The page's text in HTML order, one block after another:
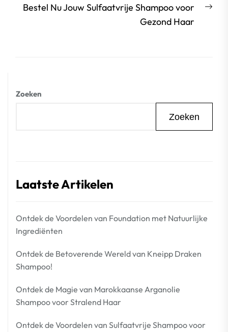
Bestel Nu Jouw Sulfaatvrije Shampoo voor
Gezond Haar
Zoeken
Zoeken
Laatste Artikelen
Ontdek de Voordelen van Foundation met Natuurlijke
Ingrediënten
Ontdek de Betoverende Wereld van Kneipp Draken
Shampoo!
Ontdek de Magie van Marokkaanse Arganolie
Shampoo voor Stralend Haar
Ontdek de Voordelen van Sulfaatvrije Shampoo voor